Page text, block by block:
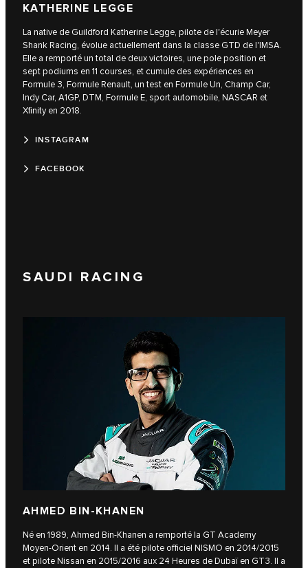
KATHERINE LEGGE
La native de Guildford Katherine Legge, pilote de l'écurie Meyer
Shank Racing, évolue actuellement dans la classe GTD de l'IMSA.
Elle a remporté un total de deux victoires, une pole position et
sept podiums en 11 courses, et cumule des expériences en
Formule 3, Formule Renault, un test en Formule Un, Champ Car,
Indy Car, A1GP, DTM, Formule E, sport automobile, NASCAR et
Xfinity en 2018.
INSTAGRAM
FACEBOOK
SAUDI RACING
AHMED BIN-KHANEN
Né en 1989, Ahmed Bin-Khanen a remporté la GT Academy
Moyen-Orient en 2014. Il a été pilote officiel NISMO en 2014/2015
et pilote Nissan en 2015/2016 aux 24 Heures de Dubaï en GT3. Il a